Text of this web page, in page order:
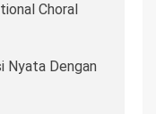
Choral
Nyata Dengan